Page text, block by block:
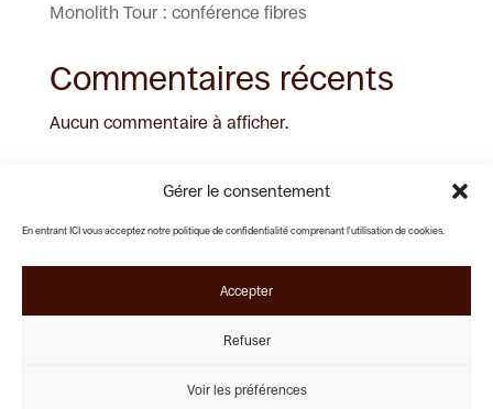
Gérer le consentement
En entrant ICI vous acceptez notre politique de confidentialité comprenant l'utilisation de cookies.
Accepter
Refuser
Voir les préférences
Monolith Tour : conférence fibres
Commentaires récents
Aucun commentaire à afficher.
Rue Pierre Decoster 25
Lundi - Vendredi :
Samedi - Dimanche :
des Architectes de Belgique.